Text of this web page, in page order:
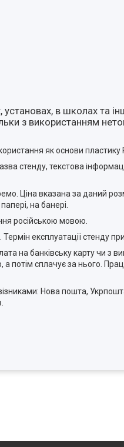
в школах та
з використанням
як основи пластику
стенду, текстова
Ціна вказана за даний
на банері.
російською мовою.
експлуатації стенду
на банківську карту чи
потім сплачує за нього.
Нова пошта,